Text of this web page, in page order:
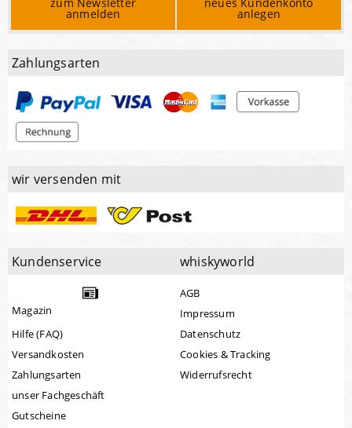
anmelden anlegen
Zahlungsarten
wir versenden mit
Kundenservice
Magazin
Hilfe (FAQ)
Versandkosten
Zahlungsarten
unser Fachgeschäft
Gutscheine
whiskyworld
AGB
Impressum
Datenschutz
Cookies & Tracking
Widerrufsrecht